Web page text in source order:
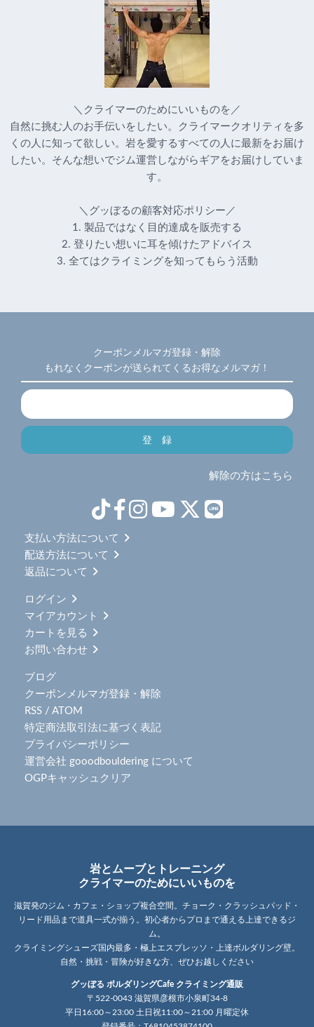
＼クライマーのためにいいものを／
自然に挑む人のお手伝いをしたい。クライマークオリティを多
くの人に知って欲しい。岩を愛するすべての人に最新をお届け
したい。そんな想いでジム運営しながらギアをお届けしていま
す。
＼グッぼるの顧客対応ポリシー／
1. 製品ではなく目的達成を販売する
2. 登りたい想いに耳を傾けたアドバイス
3. 全てはクライミングを知ってもらう活動
クーポンメルマガ登録・解除
もれなくクーポンが送られてくるお得なメルマガ！
解除の方はこちら
支払い方法について
配送方法について
返品について
ログイン
マイアカウント
カートを見る
お問い合わせ
ブログ
クーポンメルマガ登録・解除
RSS / ATOM
特定商法取引法に基づく表記
プライバシーポリシー
運営会社 gooodbouldering について
OGPキャッシュクリア
岩とムーブとトレーニング
クライマーのためにいいものを
滋賀発のジム・カフェ・ショップ複合空間。チョーク・クラッシュパッド・
リード用品まで道具一式が揃う。初心者からプロまで通える上達できるジ
ム。
クライミングシューズ国内最多・極上エスプレッソ・上達ボルダリング壁。
自然・挑戦・冒険が好きな方、ぜひお越しください
グッぼる ボルダリングCafe クライミング通販
〒522-0043 滋賀県彦根市小泉町34-8
平日16:00～23:00 土日祝11:00～21:00 月曜定休